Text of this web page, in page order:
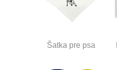
Šatka pre psa